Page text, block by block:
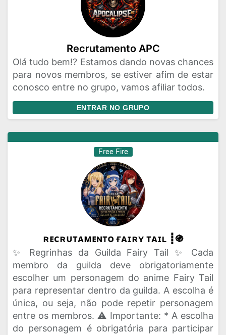
Recrutamento APC
Olá tudo bem!? Estamos dando novas chances
para novos membros, se estiver afim de estar
conosco entre no grupo, vamos afiliar todos.
ENTRAR NO GRUPO
Free Fire
ʀᴇᴄʀᴜᴛᴀᴍᴇɴᴛᴏ ғᴀɪʀʏ ᴛᴀɪʟ ┋֍
✨ Regrinhas da Guilda Fairy Tail ✨ Cada
membro da guilda deve obrigatoriamente
escolher um personagem do anime Fairy Tail
para representar dentro da guilda. A escolha é
única, ou seja, não pode repetir personagem
entre os membros. ⚠️ Importante: * A escolha
do personagem é obrigatória para participar